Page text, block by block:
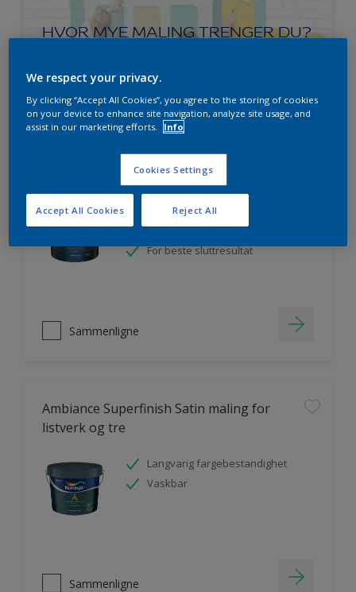
HVOR MYE MALING TRENGER DU?
Prøv produktkalkulatoren
Ambiance Endless Sky takmaling
Svanen
Lett å påføre
For beste sluttresultat
Sammenligne
Ambiance Superfinish Satin maling for
listverk og tre
Langvarig fargebestandighet
Vaskbar
Sammenligne
We respect your privacy.
By clicking “Accept All Cookies”, you agree to the storing of cookies
on your device to enhance site navigation, analyze site usage, and
assist in our marketing efforts.
Info
Cookies Settings
Reject All
Accept All Cookies